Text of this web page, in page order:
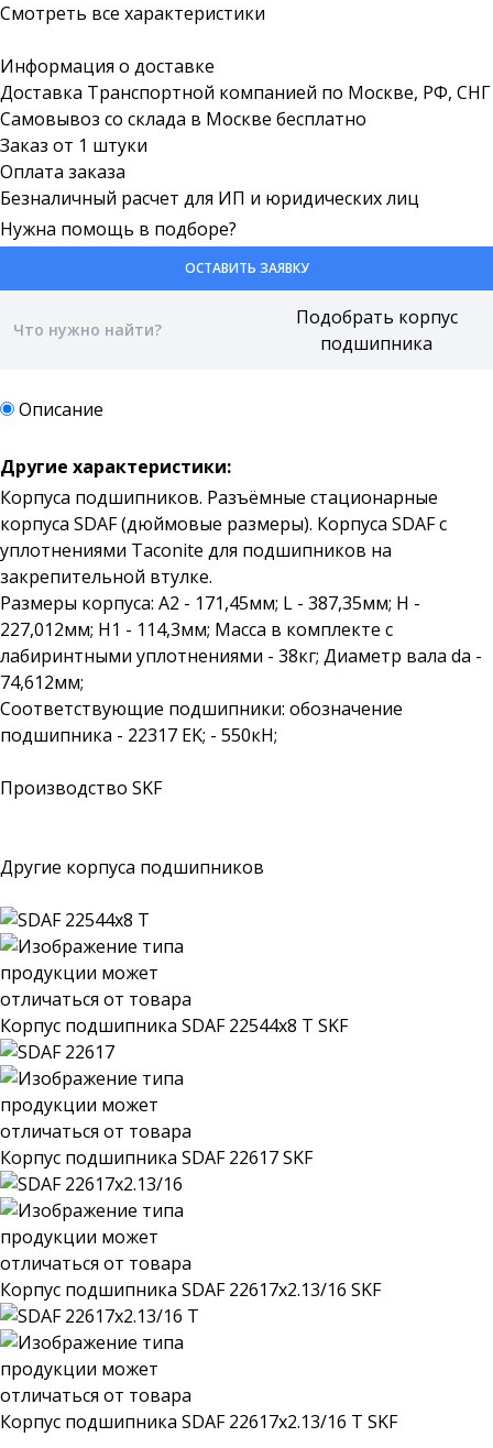
Смотреть все характеристики
Информация о доставке
Доставка Транспортной компанией по Москве, РФ, СНГ
Самовывоз со склада в Москве бесплатно
Заказ от 1 штуки
Оплата заказа
Безналичный расчет для ИП и юридических лиц
Нужна помощь в подборе?
ОСТАВИТЬ ЗАЯВКУ
Описание
Другие характеристики:
Корпуса подшипников. Разъёмные стационарные
корпуса SDAF (дюймовые размеры). Корпуса SDAF с
уплотнениями Taconite для подшипников на
закрепительной втулке.
Размеры корпуса: A2 - 171,45мм; L - 387,35мм; H -
227,012мм; H1 - 114,3мм; Масса в комплекте с
лабиринтными уплотнениями - 38кг; Диаметр вала da -
74,612мм;
Соответствующие подшипники: обозначение
подшипника - 22317 EK; - 550кН;
Производство SKF
Другие корпуса подшипников
Корпус подшипника SDAF 22544x8 T SKF
Корпус подшипника SDAF 22617 SKF
Корпус подшипника SDAF 22617x2.13/16 SKF
Корпус подшипника SDAF 22617x2.13/16 T SKF